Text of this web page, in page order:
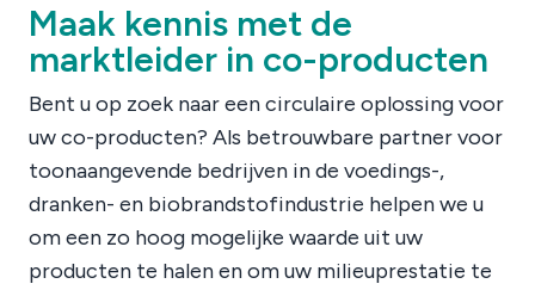
Maak kennis met de
marktleider in co-producten
Bent u op zoek naar een circulaire oplossing voor
uw co-producten? Als betrouwbare partner voor
toonaangevende bedrijven in de voedings-,
dranken- en biobrandstofindustrie helpen we u
om een zo hoog mogelijke waarde uit uw
producten te halen en om uw milieuprestatie te